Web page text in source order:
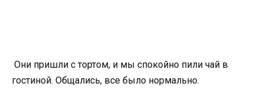
Они пришли с тортом, и мы спокойно пили чай в
гостиной. Общались, все было нормально.